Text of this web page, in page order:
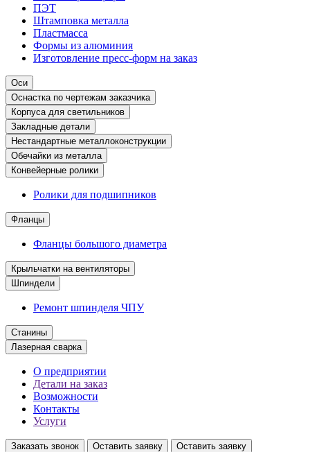
ПЭТ
Штамповка металла
Пластмасса
Формы из алюминия
Изготовление пресс-форм на заказ
Оси
Оснастка по чертежам заказчика
Корпуса для светильников
Закладные детали
Нестандартные металлоконструкции
Обечайки из металла
Конвейерные ролики
Ролики для подшипников
Фланцы
Фланцы большого диаметра
Крыльчатки на вентиляторы
Шпиндели
Ремонт шпинделя ЧПУ
Станины
Лазерная сварка
О предприятии
Детали на заказ
Возможности
Контакты
Услуги
Заказать звонок Оставить заявку Оставить заявку